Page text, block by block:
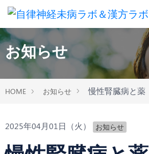
お知らせ
HOME お知らせ 慢性腎臓病と薬
2025年04月01日（火） お知らせ